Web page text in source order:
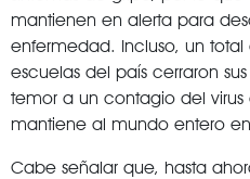
mantienen en alerta para
enfermedad. Incluso, un total
escuelas del país cerraron
temor a un contagio del virus
mantiene al mundo entero
Cabe señalar que, hasta